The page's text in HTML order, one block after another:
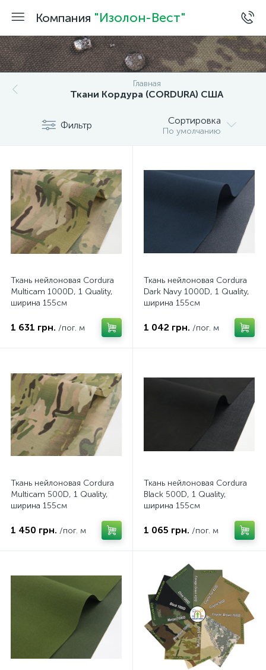
Компания "Изолон-Вест"
Главная
Ткани Кордура (CORDURA) США
Фильтр Сортировка
По умолчанию
Ткань нейлоновая Cordura
Multicam 1000D, 1 Quality,
ширина 155см
1 631 грн. /пог. м
Ткань нейлоновая Cordura
Dark Navy 1000D, 1 Quality,
ширина 155см
1 042 грн. /пог. м
Ткань нейлоновая Cordura
Multicam 500D, 1 Quality,
ширина 155см
1 450 грн. /пог. м
Ткань нейлоновая Cordura
Black 500D, 1 Quality,
ширина 155см
1 065 грн. /пог. м